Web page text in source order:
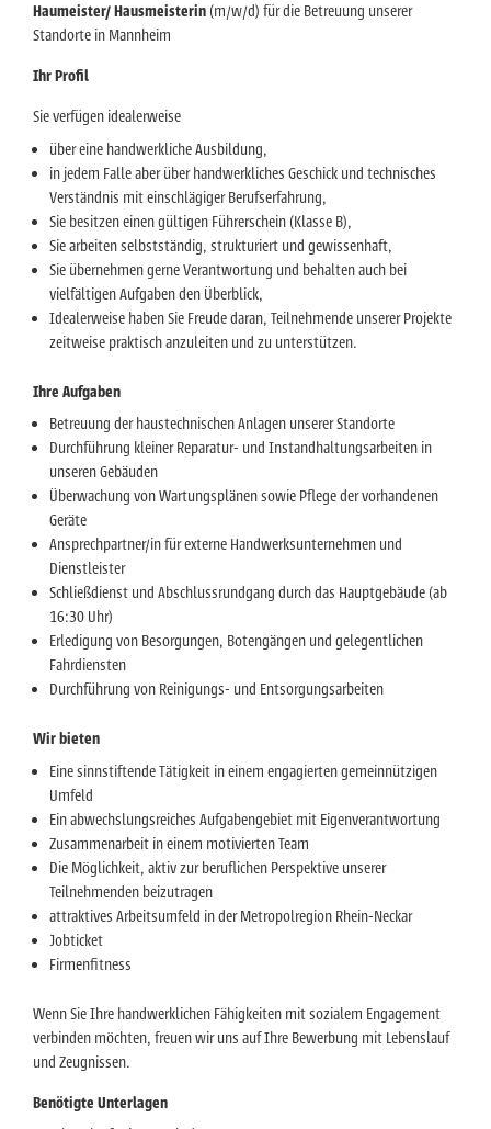
Haumeister/ Hausmeisterin (m/w/d) für die Betreuung unserer
Standorte in Mannheim
Ihr Profil
Sie verfügen idealerweise
über eine handwerkliche Ausbildung,
in jedem Falle aber über handwerkliches Geschick und technisches
Verständnis mit einschlägiger Berufserfahrung,
Sie besitzen einen gültigen Führerschein (Klasse B),
Sie arbeiten selbstständig, strukturiert und gewissenhaft,
Sie übernehmen gerne Verantwortung und behalten auch bei
vielfältigen Aufgaben den Überblick,
Idealerweise haben Sie Freude daran, Teilnehmende unserer Projekte
zeitweise praktisch anzuleiten und zu unterstützen.
Ihre Aufgaben
Betreuung der haustechnischen Anlagen unserer Standorte
Durchführung kleiner Reparatur- und Instandhaltungsarbeiten in
unseren Gebäuden
Überwachung von Wartungsplänen sowie Pflege der vorhandenen
Geräte
Ansprechpartner/in für externe Handwerksunternehmen und
Dienstleister
Schließdienst und Abschlussrundgang durch das Hauptgebäude (ab
16:30 Uhr)
Erledigung von Besorgungen, Botengängen und gelegentlichen
Fahrdiensten
Durchführung von Reinigungs- und Entsorgungsarbeiten
Wir bieten
Eine sinnstiftende Tätigkeit in einem engagierten gemeinnützigen
Umfeld
Ein abwechslungsreiches Aufgabengebiet mit Eigenverantwortung
Zusammenarbeit in einem motivierten Team
Die Möglichkeit, aktiv zur beruflichen Perspektive unserer
Teilnehmenden beizutragen
attraktives Arbeitsumfeld in der Metropolregion Rhein-Neckar
Jobticket
Firmenfitness
Wenn Sie Ihre handwerklichen Fähigkeiten mit sozialem Engagement
verbinden möchten, freuen wir uns auf Ihre Bewerbung mit Lebenslauf
und Zeugnissen.
Benötigte Unterlagen